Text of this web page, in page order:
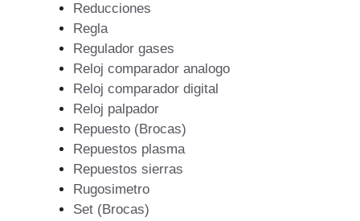
Reducciones
Regla
Regulador gases
Reloj comparador analogo
Reloj comparador digital
Reloj palpador
Repuesto (Brocas)
Repuestos plasma
Repuestos sierras
Rugosimetro
Set (Brocas)